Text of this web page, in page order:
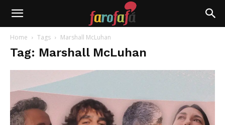
Farofafá
Home Tags Marshall McLuhan
Tag: Marshall McLuhan